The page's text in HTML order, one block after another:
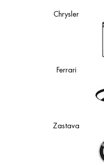
Chrysler
Ferrari
Zastava